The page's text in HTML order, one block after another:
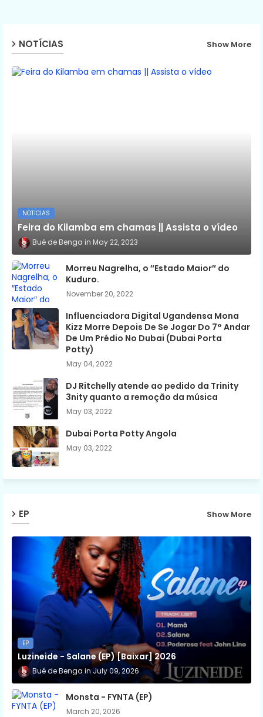
NOTÍCIAS Show More
NOTICIAS
Feira do Kilamba em chamas || Assista o vídeo
Bué de Benga May 22, 2023
Morreu Nagrelha, o ″Estado Maior″ do
Kuduro.
November 20, 2022
Influenciadora Digital Ugandensa Mona
Kizz Morre Depois De Se Jogar Do 7° Andar
De Um Prédio No Dubai (Dubai Porta
Potty)
May 04, 2022
DJ Ritchelly atende ao pedido da Trinity
3nity quanto a remoção da música
May 03, 2022
Dubai Porta Potty Angola
May 03, 2022
EP Show More
EP
Luzineide - Salane (EP) [Baixar] 2026
Bué de Benga July 09, 2026
Monsta - FYNTA (EP)
March 20, 2026